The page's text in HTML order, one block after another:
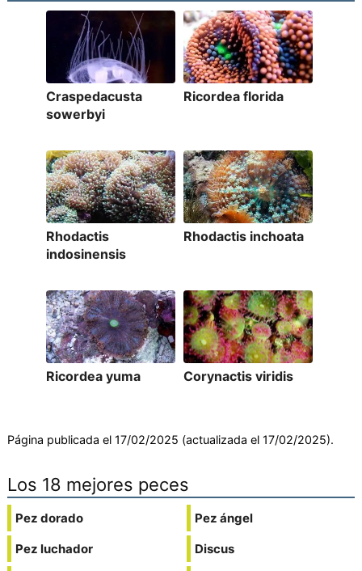
Craspedacusta
sowerbyi
Ricordea florida
Rhodactis
indosinensis
Rhodactis inchoata
Ricordea yuma Corynactis viridis
Página publicada el 17/02/2025 (actualizada el 17/02/2025).
Los 18 mejores peces
Pez dorado
Pez luchador
Pez ángel
Discus